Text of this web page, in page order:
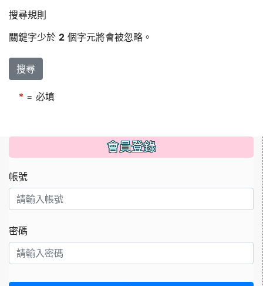
搜尋規則
關鍵字少於 2 個字元將會被忽略。
搜尋
* = 必填
會員登錄
帳號
密碼